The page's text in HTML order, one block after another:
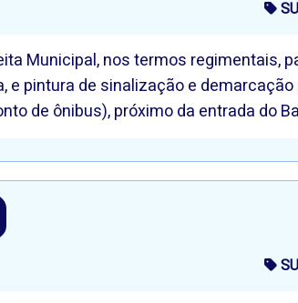
Municipal, nos termos regimentais,
e pintura de sinalização e
de ônibus), próximo da entrada do